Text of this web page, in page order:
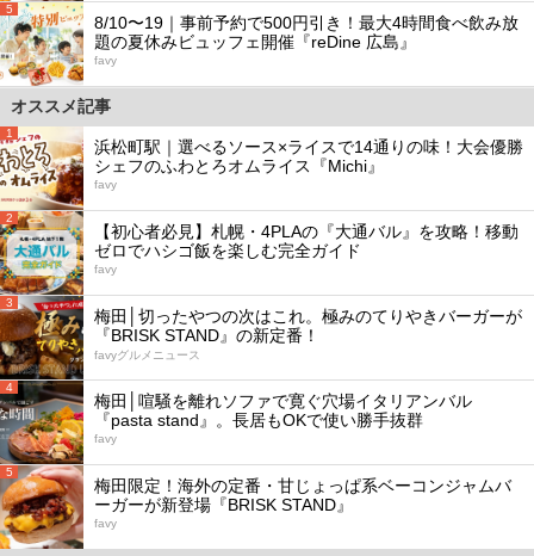
5
8/10〜19｜事前予約で500円引き！最大4時間食べ飲み放
題の夏休みビュッフェ開催『reDine 広島』
favy
オススメ記事
1
浜松町駅｜選べるソース×ライスで14通りの味！大会優勝
シェフのふわとろオムライス『Michi』
favy
2
【初心者必見】札幌・4PLAの『大通バル』を攻略！移動
ゼロでハシゴ飯を楽しむ完全ガイド
favy
3
梅田│切ったやつの次はこれ。極みのてりやきバーガーが
『BRISK STAND』の新定番！
favyグルメニュース
4
梅田│喧騒を離れソファで寛ぐ穴場イタリアンバル
『pasta stand』。長居もOKで使い勝手抜群
favy
5
梅田限定！海外の定番・甘じょっぱ系ベーコンジャムバ
ーガーが新登場『BRISK STAND』
favy